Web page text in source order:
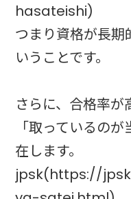
hasateishi)
つまり資格が長期
いうことです。
さらに、合格率が
「取っているの
在します。
jpsk(https://